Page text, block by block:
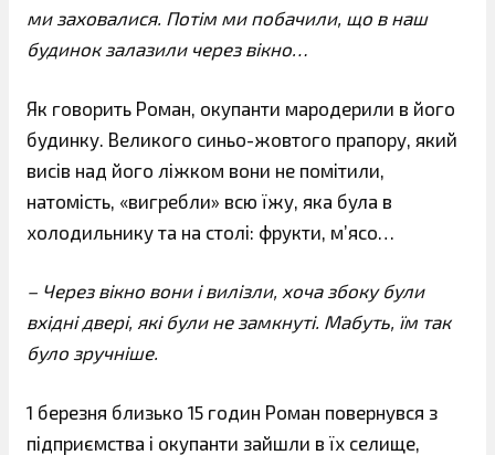
ми заховалися. Потім ми побачили, що в наш
будинок залазили через вікно…
Як говорить Роман, окупанти мародерили в його
будинку. Великого синьо-жовтого прапору, який
висів над його ліжком вони не помітили,
натомість, «вигребли» всю їжу, яка була в
холодильнику та на столі: фрукти, м’ясо…
– Через вікно вони і вилізли, хоча збоку були
вхідні двері, які були не замкнуті. Мабуть, їм так
було зручніше.
1 березня близько 15 годин Роман повернувся з
підприємства і окупанти зайшли в їх селище,